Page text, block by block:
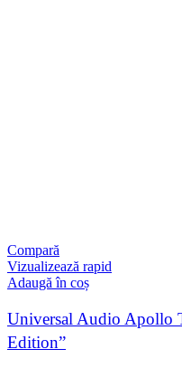
Compară
Vizualizează rapid
Adaugă în coș
Universal Audio Apollo
Edition”